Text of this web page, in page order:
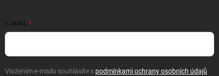
E-MAIL
Vložením e-mailu souhlasíte s podmínkami ochrany osobních údajů